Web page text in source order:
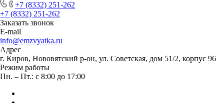
+7 (8332) 251-262
+7 (8332) 251-262
Заказать звонок
E-mail
info@emzvyatka.ru
Адрес
г. Киров, Нововятский р-он, ул. Советская, дом 51/2, корпус 96
Режим работы
Пн. – Пт.: с 8:00 до 17:00